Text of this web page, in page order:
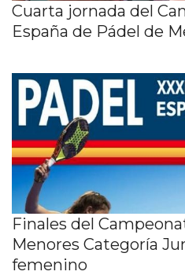
Cuarta jornada del
España de Pádel de
Finales del
Menores Categoría
femenino